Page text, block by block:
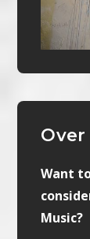
Want
Music?